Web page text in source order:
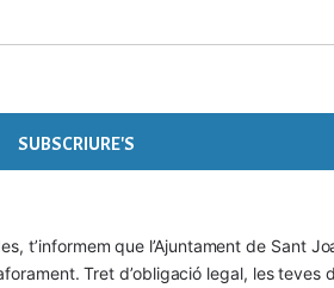
t’informem que l’Ajuntament de Sant
Tret d’obligació legal, les teves